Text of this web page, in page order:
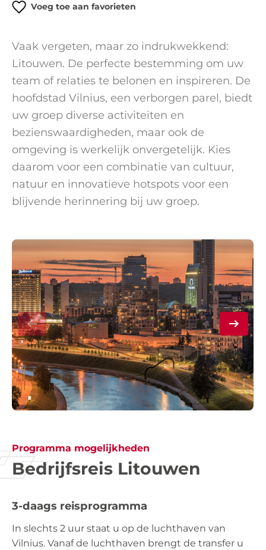
Voeg toe aan favorieten
Vaak vergeten, maar zo indrukwekkend:
Litouwen. De perfecte bestemming om uw
team of relaties te belonen en inspireren. De
hoofdstad Vilnius, een verborgen parel, biedt
uw groep diverse activiteiten en
bezienswaardigheden, maar ook de
omgeving is werkelijk onvergetelijk. Kies
daarom voor een combinatie van cultuur,
natuur en innovatieve hotspots voor een
blijvende herinnering bij uw groep.
Programma mogelijkheden
Bedrijfsreis Litouwen
3-daags reisprogramma
In slechts 2 uur staat u op de luchthaven van
Vilnius. Vanaf de luchthaven brengt de transfer u